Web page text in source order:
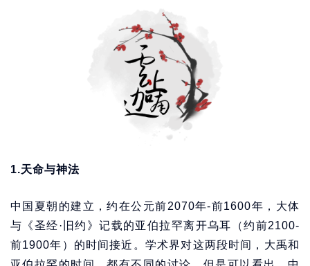
1.天命与神法
中国夏朝的建立，约在公元前2070年-前1600年，大体
与《圣经·旧约》记载的亚伯拉罕离开乌耳（约前2100-
前1900年）的时间接近。学术界对这两段时间，大禹和